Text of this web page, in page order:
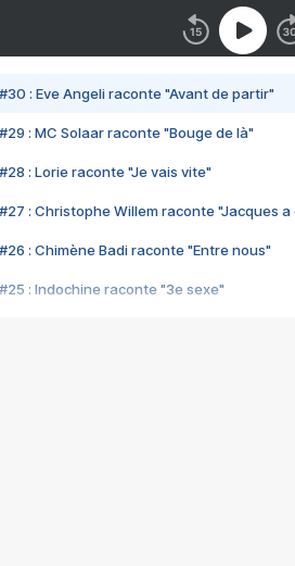
#30 : Eve Angeli raconte "Avant de partir"
#29 : MC Solaar raconte "Bouge de là"
#28 : Lorie raconte "Je vais vite"
#27 : Christophe Willem raconte "Jacques a
#26 : Chimène Badi raconte "Entre nous"
#25 : Indochine raconte "3e sexe"